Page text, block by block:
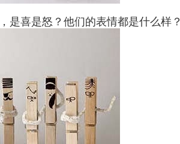
是喜是怒？他们的表情都是什么样？